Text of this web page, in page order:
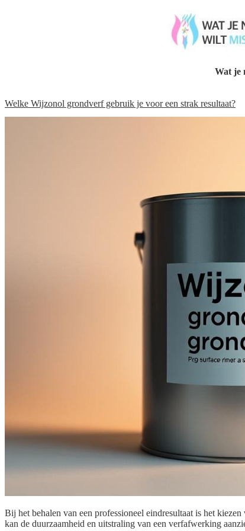
Wat je
Welke Wijzonol grondverf gebruik je voor een strak resultaat?
Bij het behalen van een professioneel eindresultaat is het
kan de duurzaamheid en uitstraling van een verfafwerking